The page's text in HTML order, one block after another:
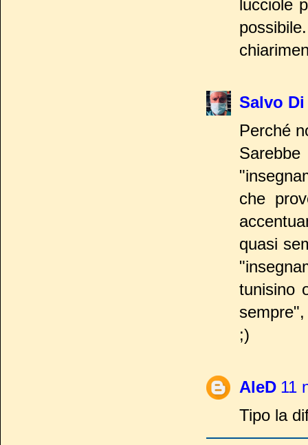
lucciole
Salvo
Perché
che
quasi
tunisino
;)
AleD 11
Tipo la